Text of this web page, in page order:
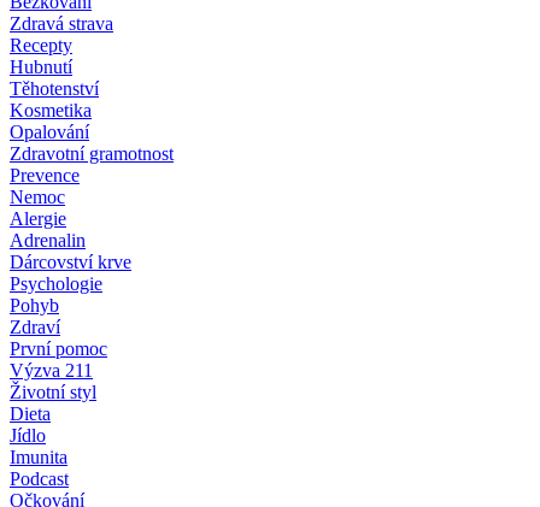
Zdravá strava
Recepty
Hubnutí
Těhotenství
Kosmetika
Opalování
Zdravotní gramotnost
Prevence
Nemoc
Alergie
Adrenalin
Dárcovství krve
Psychologie
Pohyb
Zdraví
První pomoc
Výzva 211
Životní styl
Dieta
Jídlo
Imunita
Podcast
Očkování